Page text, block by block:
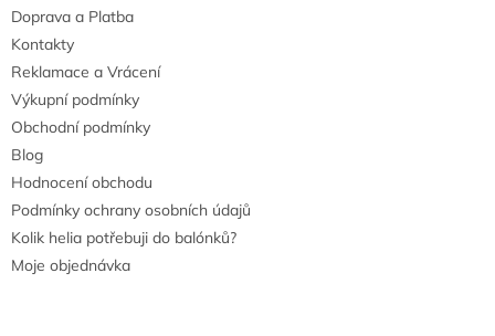
Doprava a Platba
Kontakty
Reklamace a Vrácení
Výkupní podmínky
Obchodní podmínky
Blog
Hodnocení obchodu
Podmínky ochrany osobních údajů
Kolik helia potřebuji do balónků?
Moje objednávka